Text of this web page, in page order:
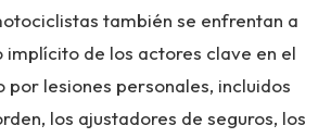
también se enfrentan a
implícito de los actores clave en el
por lesiones personales, incluidos
los ajustadores de seguros, los